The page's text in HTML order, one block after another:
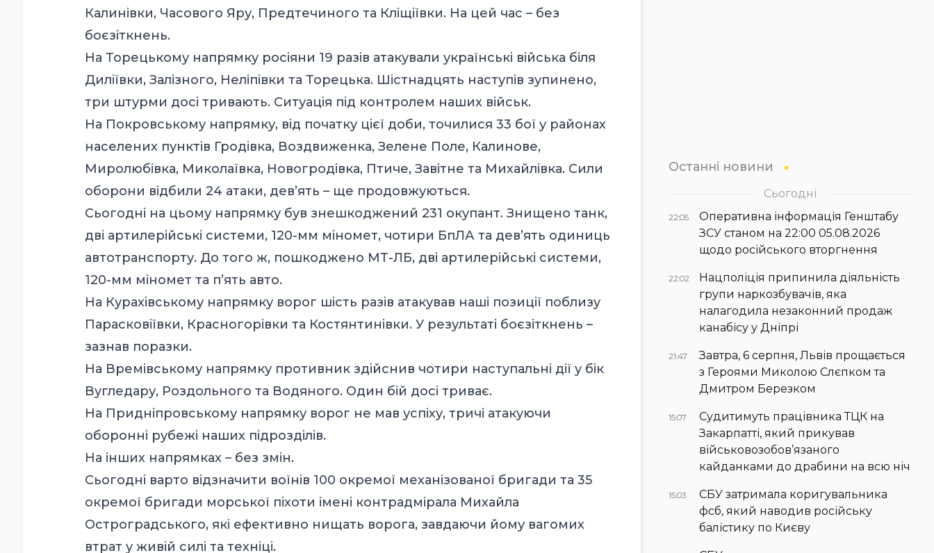
Калинівки, Часового Яру, Предтечиного та Кліщіївки. На цей час – без
боєзіткнень.
На Торецькому напрямку росіяни 19 разів атакували українські війська біля
Диліївки, Залізного, Неліпівки та Торецька. Шістнадцять наступів зупинено,
три штурми досі тривають. Ситуація під контролем наших військ.
На Покровському напрямку, від початку цієї доби, точилися 33 бої у районах
населених пунктів Гродівка, Воздвиженка, Зелене Поле, Калинове,
Миролюбівка, Миколаївка, Новогродівка, Птиче, Завітне та Михайлівка. Сили
оборони відбили 24 атаки, дев’ять – ще продовжуються.
Сьогодні на цьому напрямку був знешкоджений 231 окупант. Знищено танк,
дві артилерійські системи, 120-мм міномет, чотири БпЛА та дев’ять одиниць
автотранспорту. До того ж, пошкоджено МТ-ЛБ, дві артилерійські системи,
120-мм міномет та п’ять авто.
На Курахівському напрямку ворог шість разів атакував наші позиції поблизу
Парасковіївки, Красногорівки та Костянтинівки. У результаті боєзіткнень –
зазнав поразки.
На Времівському напрямку противник здійснив чотири наступальні дії у бік
Вугледару, Роздольного та Водяного. Один бій досі триває.
На Придніпровському напрямку ворог не мав успіху, тричі атакуючи
оборонні рубежі наших підрозділів.
На інших напрямках – без змін.
Сьогодні варто відзначити воїнів 100 окремої механізованої бригади та 35
окремої бригади морської піхоти імені контрадмірала Михайла
Остроградського, які ефективно нищать ворога, завдаючи йому вагомих
втрат у живій силі та техніці.
Останні новини
Сьогодні
22:05
Оперативна інформація Генштабу
ЗСУ станом на 22:00 05.08.2026
щодо російського вторгнення
22:02
Нацполіція припинила діяльність
групи наркозбувачів, яка
налагодила незаконний продаж
канабісу у Дніпрі
21:47
Завтра, 6 серпня, Львів прощається
з Героями Миколою Слєпком та
Дмитром Березком
15:07
Судитимуть працівника ТЦК на
Закарпатті, який прикував
військовозобов’язаного
кайданками до драбини на всю ніч
15:03
СБУ затримала коригувальника
фсб, який наводив російську
балістику по Києву